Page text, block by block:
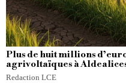
Plus de huit millions
agrivoltaïques à
Redaction LCE